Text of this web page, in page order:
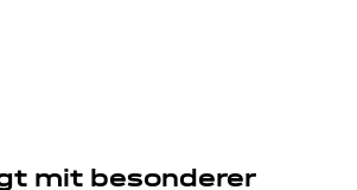
mit besonderer